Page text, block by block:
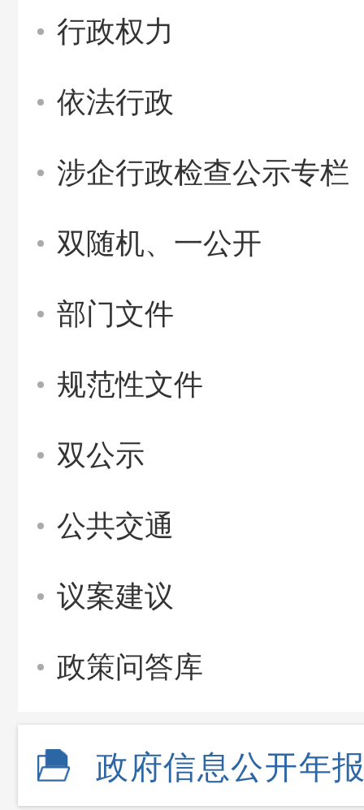
行政权力
依法行政
涉企行政检查公示专栏
双随机、一公开
部门文件
规范性文件
双公示
公共交通
议案建议
政策问答库
政府信息公开年